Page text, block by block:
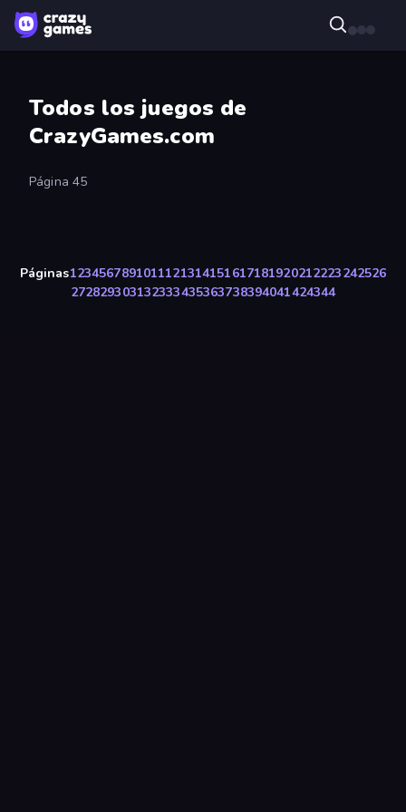
Todos los juegos de
CrazyGames.com
Página 45
Páginas1234567891011121314151617181920212223242526
272829303132333435363738394041424344